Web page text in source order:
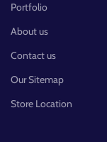
Portfolio
About us
Contact us
Our Sitemap
Store Location